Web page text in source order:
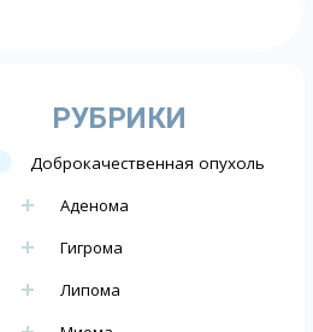
РУБРИКИ
Доброкачественная опухоль
Аденома
Гигрома
Липома